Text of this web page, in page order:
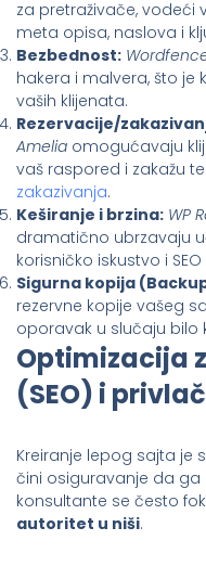
za pretraživače, vodeći
meta opisa, naslova i
Bezbednost:
hakera i malvera, što je
vaših klijenata.
Rezervacije/
Amelia omogućavaju
vaš raspored i zakažu
zakazivanja.
Keširanje i brzina: WP
dramatično ubrzavaju
korisničko iskustvo i
Sigurna kopija
rezervne kopije vašeg
oporavak u slučaju bilo
Optimizacija
(SEO) i
Kreiranje lepog sajta je
čini osiguravanje da ga
konsultante se često
autoritet u niši.